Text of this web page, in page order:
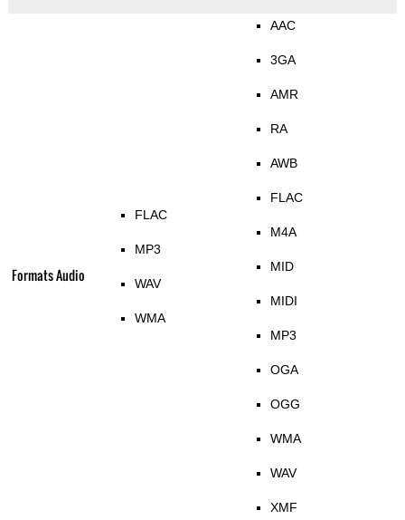
Formats Audio
FLAC
MP3
WAV
WMA
AAC
3GA
AMR
RA
AWB
FLAC
M4A
MID
MIDI
MP3
OGA
OGG
WMA
WAV
XMF